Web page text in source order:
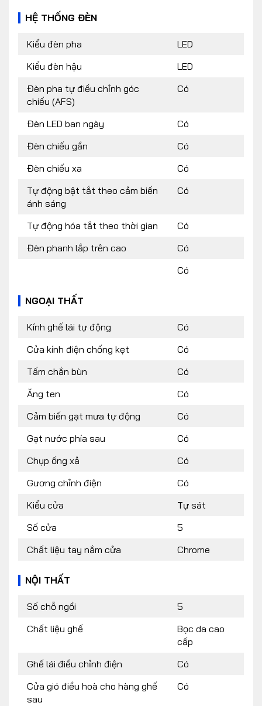
HỆ THỐNG ĐÈN
Kiểu đèn pha
LED
Kiểu đèn hậu
LED
Đèn pha tự điều chỉnh góc
chiếu (AFS)
Có
Đèn LED ban ngày
Có
Đèn chiếu gần
Có
Đèn chiếu xa
Có
Tự động bật tắt theo cảm biến
ánh sáng
Có
Tự động hóa tắt theo thời gian
Có
Đèn phanh lắp trên cao
Có
Có
NGOẠI THẤT
Kính ghế lái tự động
Có
Cửa kính điện chống kẹt
Có
Tấm chắn bùn
Có
Ăng ten
Có
Cảm biến gạt mưa tự động
Có
Gạt nước phía sau
Có
Chụp ống xả
Có
Gương chỉnh điện
Có
Kiểu cửa
Tự sát
Số cửa
5
Chất liệu tay nắm cửa
Chrome
NỘI THẤT
Số chỗ ngồi
5
Chất liệu ghế
Bọc da cao
cấp
Ghế lái điều chỉnh điện
Có
Cửa gió điều hoà cho hàng ghế
sau
Có